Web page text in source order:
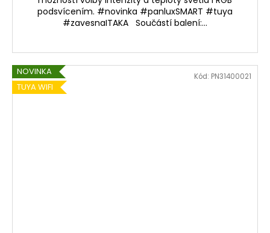
podsvícením. #novinka #panluxSMART #tuya
#zavesnaITAKA Součástí balení:...
NOVINKA
TUYA WIFI
Kód: PN31400021